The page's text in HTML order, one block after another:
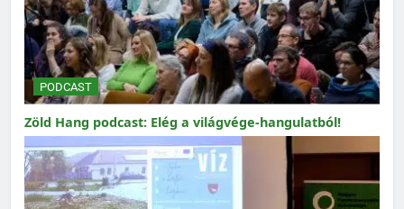
PODCAST
Zöld Hang podcast: Elég a világvége-hangulatból!